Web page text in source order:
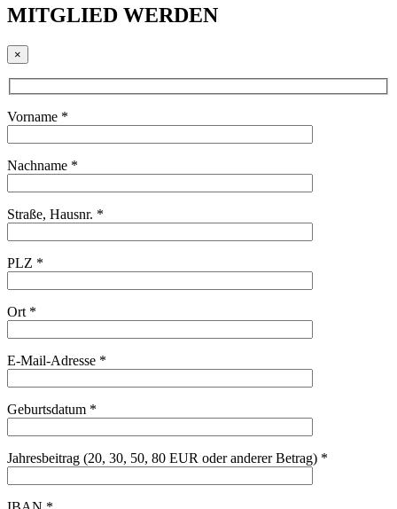
MITGLIED WERDEN
×
Vorname *
Nachname *
Straße, Hausnr. *
PLZ *
Ort *
E-Mail-Adresse *
Geburtsdatum *
Jahresbeitrag (20, 30, 50, 80 EUR oder anderer Betrag) *